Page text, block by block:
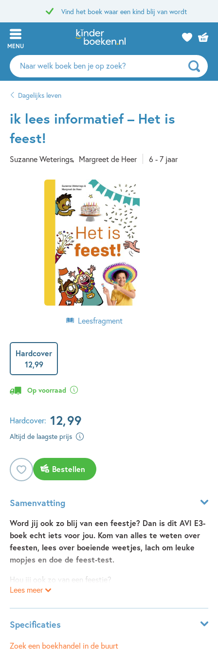
Vind het boek waar een kind blij van wordt
MENU
Zoeken
naar
auteurs
uitgevers
Dagelijks leven
ik lees informatief – Het is
feest!
Suzanne Weterings Margreet de Heer 6 - 7 jaar
Leesfragment
Hardcover
12,99
Op voorraad
Hardcover: 12,99
Altijd de laagste prijs
Bestellen
Samenvatting
Word jij ook zo blij van een feestje? Dan is dit AVI E3-
boek echt iets voor jou. Kom van alles te weten over
feesten, lees over boeiende weetjes, lach om leuke
mopjes en doe de feest-test.
Hou jij ook zo van een feestje?
Dan zijn alle mensen blij.
Vaak draag je wat moois.
Er zijn veel soorten feesten.
Lees meer
Specificaties
Leeftijdsindicatie: 6 - 7 jaar
Zoek een boekhandel in de buurt